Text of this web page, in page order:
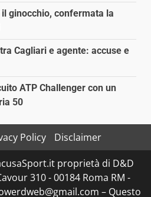
ginocchio, confermata la
Cagliari e agente: accuse e
ATP Challenger con un
50
Policy
Disclaimer
proprietà di D&D
310 - 00184 Roma RM -
– Questo